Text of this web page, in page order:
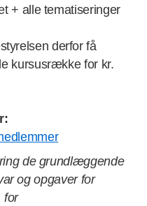
+ alle tematiseringer
derfor få
kursusrække for kr.
de grundlæggende
og opgaver for
for